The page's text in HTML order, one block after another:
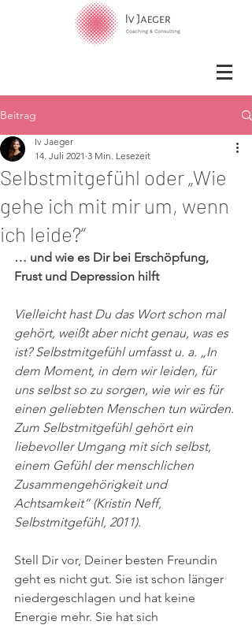
Beitrag
Selbstmitgefühl oder „Wie
gehe ich mit mir um, wenn
ich leide?“
Iv Jaeger
14. Juli 2021 3 Min. Lesezeit
… und wie es Dir bei Erschöpfung,
Frust und Depression hilft
Vielleicht hast Du das Wort schon mal
gehört, weißt aber nicht genau, was es
ist? Selbstmitgefühl umfasst u. a. „In
dem Moment, in dem wir leiden, für
uns selbst so zu sorgen, wie wir es für
einen geliebten Menschen tun würden.
Zum Selbstmitgefühl gehört ein
liebevoller Umgang mit sich selbst,
einem Gefühl der menschlichen
Zusammengehörigkeit und
Achtsamkeit“ (Kristin Neff,
Selbstmitgefühl, 2011).
Stell Dir vor, Deiner besten Freundin
geht es nicht gut. Sie ist schon länger
niedergeschlagen und hat keine
Energie mehr. Sie hat sich